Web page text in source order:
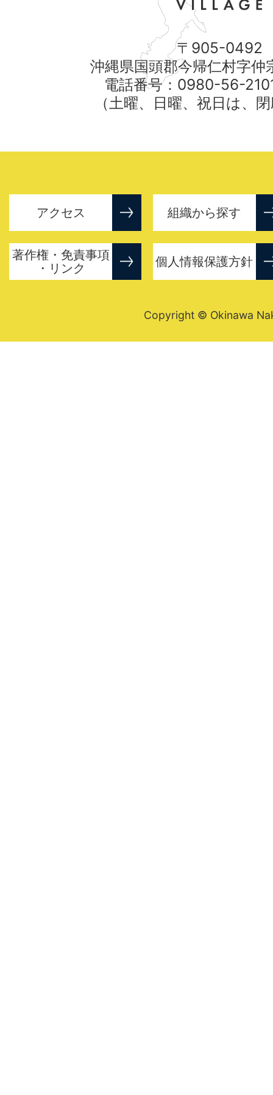
〒905-0492
沖縄県国頭郡今帰仁村字仲
電話番号：0980-56-
（土曜、日曜、祝日は、
アクセス 組織から探す
著作権・免責事項
・リンク
個人情報保護方針
Copyright © Okinawa